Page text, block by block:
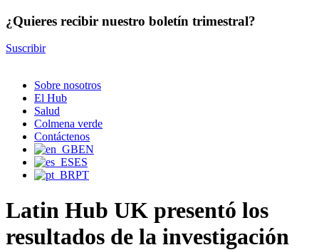
¿Quieres recibir nuestro boletín trimestral?
Suscribir
Sobre nosotros
El Hub
Salud
Colmena verde
Contáctenos
EN
ES
PT
Latin Hub UK presentó los
resultados de la investigación